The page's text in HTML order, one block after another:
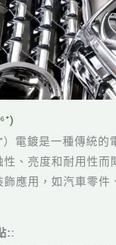
）電鍍是一種傳統的
性、亮度和耐用性而
飾應用，如汽車零件
::